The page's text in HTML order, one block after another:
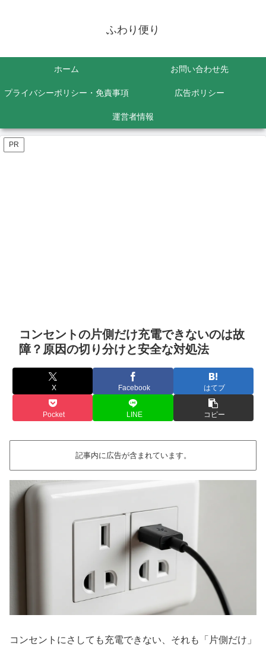
ふわり便り
ホーム お問い合わせ先
プライバシーポリシー・免責事項 広告ポリシー
運営者情報
PR
コンセントの片側だけ充電できないのは故
障？原因の切り分けと安全な対処法
X Facebook はてブ
Pocket LINE コピー
記事内に広告が含まれています。
コンセントにさしても充電できない、それも「片側だけ」